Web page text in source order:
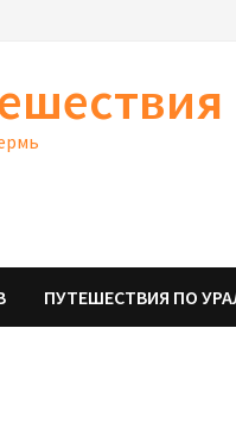
ПУТЕШЕСТВИЯ ПО